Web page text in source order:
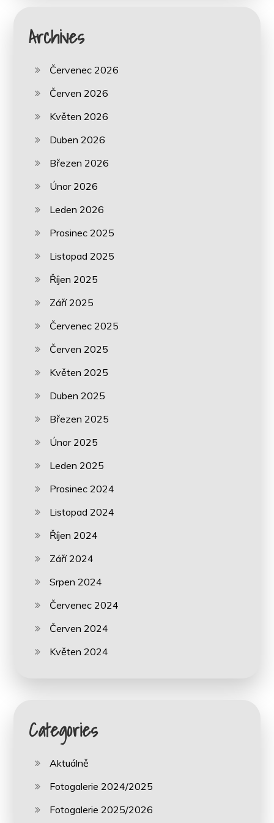
Archives
Červenec 2026
Červen 2026
Květen 2026
Duben 2026
Březen 2026
Únor 2026
Leden 2026
Prosinec 2025
Listopad 2025
Říjen 2025
Září 2025
Červenec 2025
Červen 2025
Květen 2025
Duben 2025
Březen 2025
Únor 2025
Leden 2025
Prosinec 2024
Listopad 2024
Říjen 2024
Září 2024
Srpen 2024
Červenec 2024
Červen 2024
Květen 2024
Categories
Aktuálně
Fotogalerie 2024/2025
Fotogalerie 2025/2026